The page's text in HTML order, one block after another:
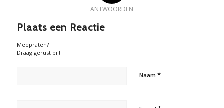
ANTWOORDEN
Plaats een Reactie
Meepraten?
Draag gerust bij!
Naam *